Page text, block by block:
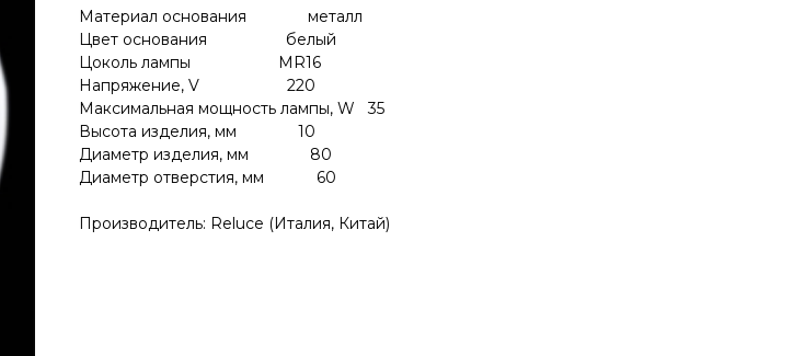
Материал основания металл
Цвет основания белый
Цоколь лампы MR16
Напряжение, V 220
Максимальная мощность лампы, W 35
Высота изделия, мм 10
Диаметр изделия, мм 80
Диаметр отверстия, мм 60
Производитель: Reluce (Италия, Китай)